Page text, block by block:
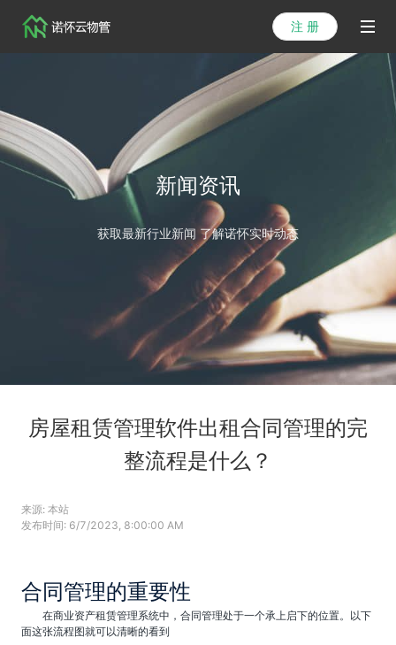
注 册
解决方案
医院方案 新闻资讯
获取最新行业新闻 了解诺怀实时动态
房屋租赁管理软件出租合同管理的完
整流程是什么？
来源: 本站
发布时间: 6/7/2023, 8:00:00 AM
合同管理的重要性
在商业资产租赁管理系统中，合同管理处于一个承上启下的位置。以下
面这张流程图就可以清晰的看到